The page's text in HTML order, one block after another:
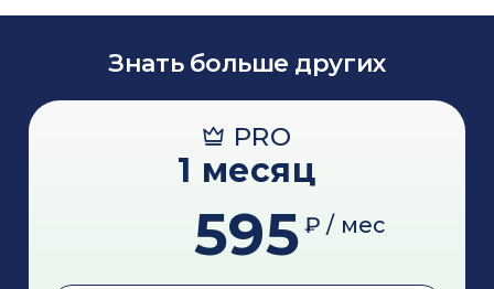
Знать больше других
PRO
1 месяц
595 ₽ / мес